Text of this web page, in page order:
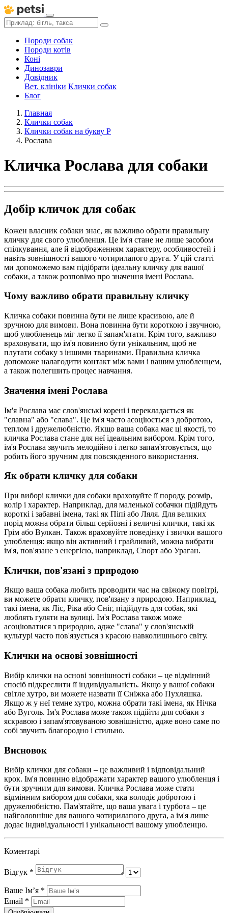
Породи собак
Породи котів
Коні
Динозаври
Довідник
Вет. клініки Клички собак
Блог
Главная
Клички собак
Клички собак на букву Р
Рослава
Кличка Рослава для собаки
Добір кличок для собак
Кожен власник собаки знає, як важливо обрати правильну
кличку для свого улюбленця. Це ім'я стане не лише засобом
спілкування, але й відображенням характеру, особливостей і
навіть зовнішності вашого чотирилапого друга. У цій статті
ми допоможемо вам підібрати ідеальну кличку для вашої
собаки, а також розповімо про значення імені Рослава.
Чому важливо обрати правильну кличку
Кличка собаки повинна бути не лише красивою, але й
зручною для вимови. Вона повинна бути короткою і звучною,
щоб улюбленець міг легко її запам'ятати. Крім того, важливо
враховувати, що ім'я повинно бути унікальним, щоб не
плутати собаку з іншими тваринами. Правильна кличка
допоможе налагодити контакт між вами і вашим улюбленцем,
а також полегшить процес навчання.
Значення імені Рослава
Ім'я Рослава має слов'янські корені і перекладається як
"славна" або "слава". Це ім'я часто асоціюється з добротою,
теплом і дружелюбністю. Якщо ваша собака має ці якості, то
кличка Рослава стане для неї ідеальним вибором. Крім того,
ім'я Рослава звучить мелодійно і легко запам'ятовується, що
робить його зручним для повсякденного використання.
Як обрати кличку для собаки
При виборі клички для собаки враховуйте її породу, розмір,
колір і характер. Наприклад, для маленької собачки підійдуть
короткі і забавні імена, такі як Піпі або Ляля. Для великих
порід можна обрати більш серйозні і величні клички, такі як
Грім або Вулкан. Також враховуйте поведінку і звички вашого
улюбленця: якщо він активний і грайливий, можна вибрати
ім'я, пов'язане з енергією, наприклад, Спорт або Ураган.
Клички, пов'язані з природою
Якщо ваша собака любить проводити час на свіжому повітрі,
ви можете обрати кличку, пов'язану з природою. Наприклад,
такі імена, як Ліс, Ріка або Сніг, підійдуть для собак, які
люблять гуляти на вулиці. Ім'я Рослава також може
асоціюватися з природою, адже "слава" у слов'янській
культурі часто пов'язується з красою навколишнього світу.
Клички на основі зовнішності
Вибір клички на основі зовнішності собаки – це відмінний
спосіб підкреслити її індивідуальність. Якщо у вашої собаки
світле хутро, ви можете назвати її Сніжка або Пухляшка.
Якщо ж у неї темне хутро, можна обрати такі імена, як Нічка
або Вуголь. Ім'я Рослава може також підійти для собаки з
яскравою і запам'ятовуваною зовнішністю, адже воно саме по
собі звучить благородно і стильно.
Висновок
Вибір клички для собаки – це важливий і відповідальний
крок. Ім'я повинно відображати характер вашого улюбленця і
бути зручним для вимови. Кличка Рослава може стати
відмінним вибором для собаки, яка володіє добротою і
дружелюбністю. Пам'ятайте, що ваша увага і турбота – це
найголовніше для вашого чотирилапого друга, а ім'я лише
додає індивідуальності і унікальності вашому улюбленцю.
Коментарі
Відгук *
Ваше Імʼя *
Email *